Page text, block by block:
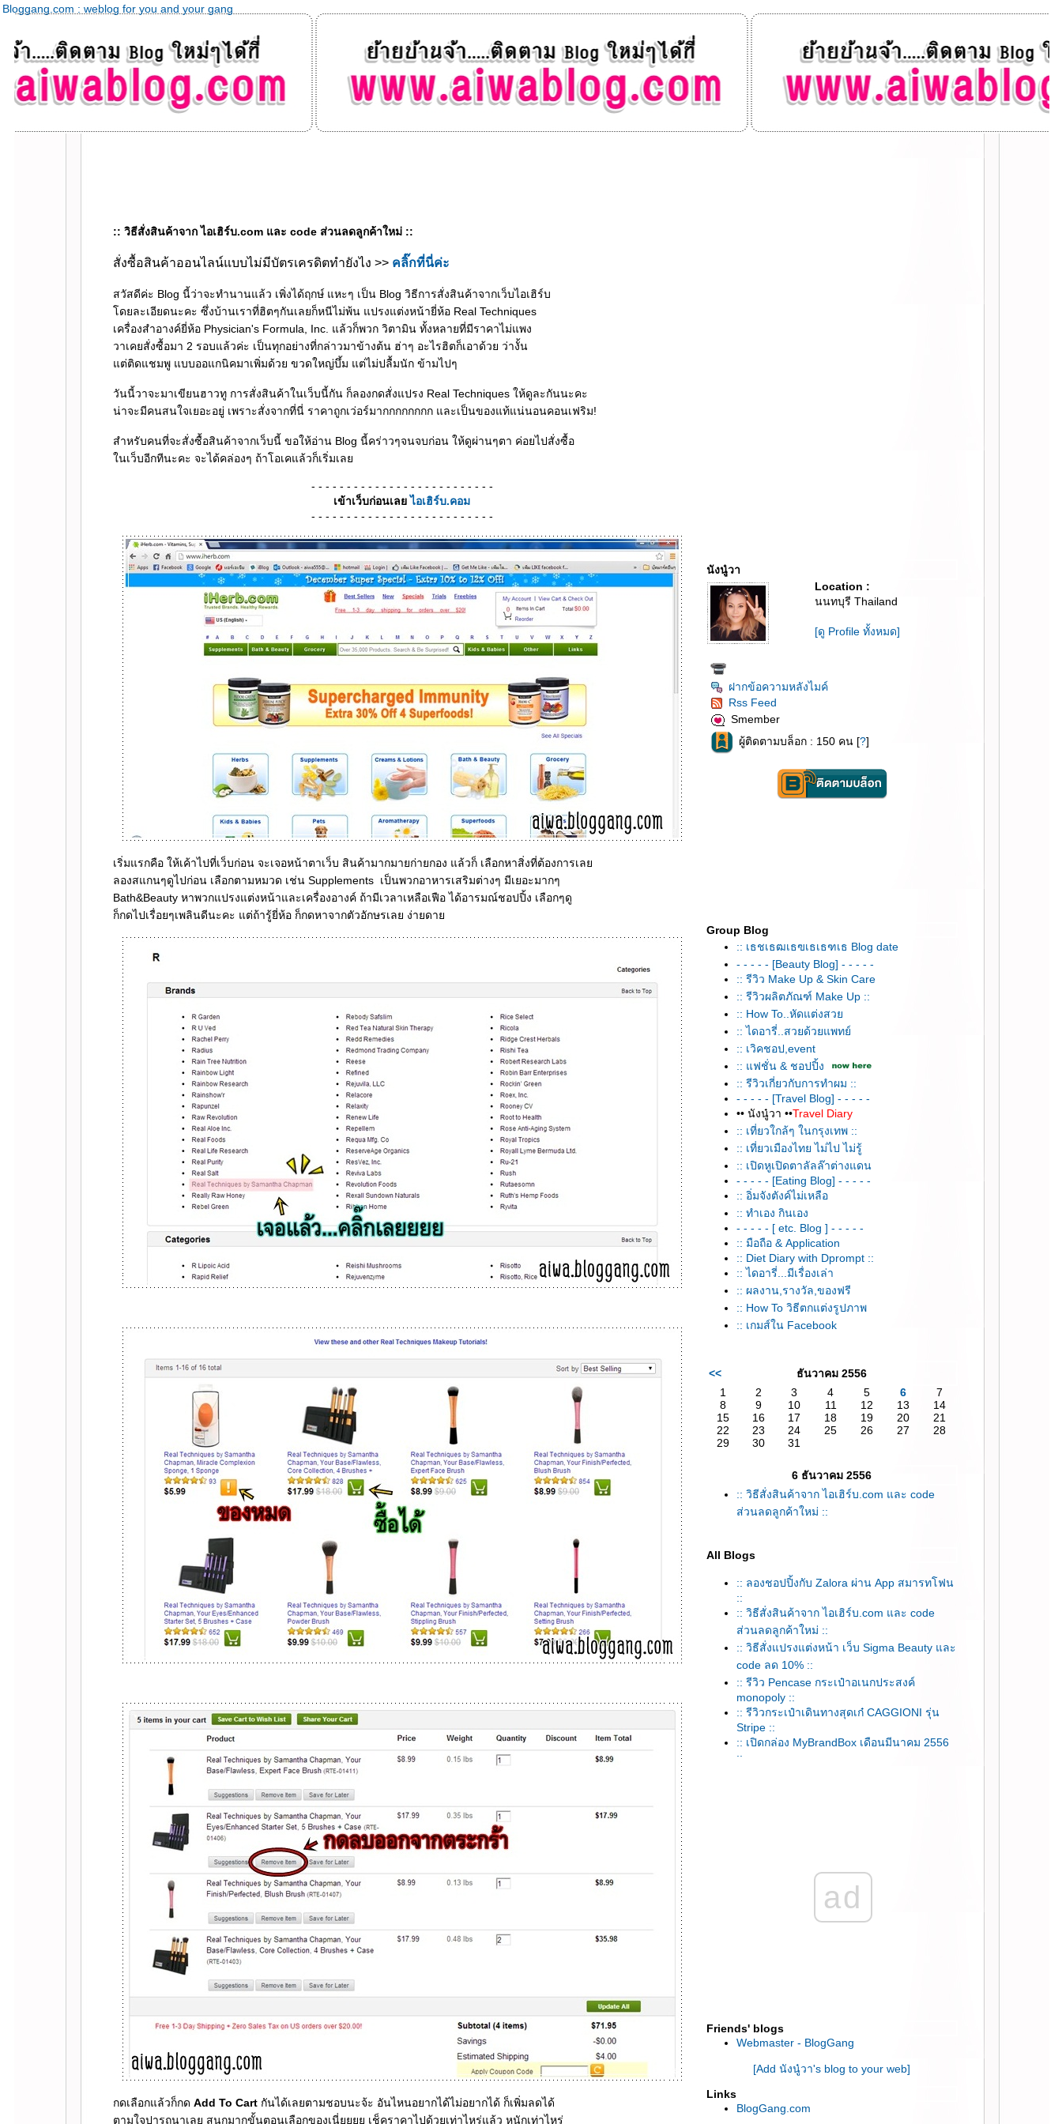
Bloggang.com : weblog for you and your gang
:: วิธีสั่งสินค้าจาก ไอเฮิร์บ.com และ code ส่วนลดลูกค้าใหม่ ::
สั่งซื้อสินค้าออนไลน์แบบไม่มีบัตรเครดิตทำยังไง >> คลิ๊กที่นี่ค่ะ
สวัสดีค่ะ Blog นี้ว่าจะทำนานแล้ว เพิ่งได้ฤกษ์ แหะๆ เป็น Blog วิธีการสั่งสินค้าจากเว็บไอเฮิร์บ
ดยละเอียดนะคะ ซึ่งบ้านเราที่ฮิตๆกันเลยก็หนีไม่พ้น แปรงแต่งหน้ายี่ห้อ Real Techniques
เครื่องสำอางค์ยี่ห้อ Physician's Formula, Inc. แล้วก็พวก วิตามิน ทั้งหลายที่มีราคาไม่แพง
วาเคยสั่งซื้อมา 2 รอบแล้วค่ะ เป็นทุกอย่างที่กล่าวมาข้างต้น ฮ่าๆ อะไรฮิตก็เอาด้วย ว่างั้น
ต่ติดแชมพู แบบออแกนิคมาเพิ่มด้วย ขวดใหญ่บึ้ม แต่ไม่ปลื้มนัก ข้ามไปๆ
วันนี้วาจะมาเขียนฮาวทู การสั่งสินค้าในเว็บนี้กัน ก็ลองกดสั่งแปรง Real Techniques ให้ดูละกันนะคะ
น่าจะมีคนสนใจเยอะอยู่ เพราะสั่งจากที่นี่ ราคาถูกเว่อร์มากกกกกกกก และเป็นของแท้แน่นอนคอนเฟริม!
สำหรับคนที่จะสั่งซื้อสินค้าจากเว็บนี้ ขอให้อ่าน Blog นี้คร่าวๆจนจบก่อน ให้ดูผ่านๆตา ค่อยไปสั่งซื้อ
นเว็บอีกทีนะคะ จะได้คล่องๆ ถ้าโอเคแล้วก็เริ่มเล
- - - - - - - - - - - - - - - - - - - - - - - - - -
เข้าเว็บก่อนเลไอเฮิร์บ.คอม
- - - - - - - - - - - - - - - - - - - - - - - - - -
เริ่มแรกคือ ให้เค้าไปที่เว็บก่อน จะเจอหน้าตาเว็บ สินค้ามากมายก่ายกอง แล้วก็ เลือกหาสิ่งที่ต้องการเล
ลองสแกนๆดูไปก่อน เลือกตามหมวด เช่น Supplements เป็นพวกอาหารเสริมต่างๆ มีเยอะมากๆ
Bath&Beauty หาพวกแปรงแต่งหน้าและเครื่องอางค์ ถ้ามีเวลาเหลือเฟือ ได้อารมณ์ชอปปิ้ง เลือกๆดู
ก็กดไปเรื่อยๆเพลินดีนะคะ แต่ถ้ารู้ยี่ห้อ ก็กดหาจากตัวอักษรเลย ง่ายดา
กดเลือกแล้วก็กด Add To Cart กันได้เลยตามชอบนะจ้ะ อันไหนอยากได้ไม่อยากได้ ก็เพิ่มลดได้
ตามใจปารถนาเลย สนุกมากขั้นตอนเลือกของเนี่ยยยย เช็คราคาไปด้วยเท่าไหร่แล้ว หนักเท่าไหร่
นังนู๋วา
Location :
นนทบุรี Thailand
[ดู Profile ทั้งหมด]
ฝากข้อความหลังไมค์
Rss Feed
Smember
ผู้ติดตามบล็อก : 150 คน [?]
Group Blog
:: เธชเธฒเธฃเธเธฑเธ Blog date
- - - - - [Beauty Blog] - - - - -
:: รีวิว Make Up & Skin Care
:: รีวิวผลิตภัณฑ์ Make Up ::
:: How To..หัดแต่งสว
:: ไดอารี่..สวยด้วยแพทย์
:: เวิคชอป,event
:: แฟชั่น & ชอปปิ้ง
:: รีวิวเกี่ยวกับการทำผม ::
- - - - - [Travel Blog] - - - - -
•• นังนู๋วา ••Travel Diary
:: เที่ยวใกล้ๆ ในกรุงเทพ ::
:: เที่ยวเมืองไทย ไม่ไป ไม่รู้
:: เปิดหูเปิดตาลัลล๊าต่างแดน
- - - - - [Eating Blog] - - - - -
:: อิ่มจังตังค์ไม่เหลือ
:: ทำเอง กินเอง
- - - - - [ etc. Blog ] - - - - -
:: มือถือ & Application
:: Diet Diary with Dprompt ::
:: ไดอารี่...มีเรื่องเล่า
:: ผลงาน,รางวัล,ของฟรี
:: How To วิธีตกแต่งรูปภาพ
:: เกมส์ใน Facebook
<<
ธันวาคม 2556
1
2 3 4 5 6
7
8
9 10 11 12 13
14
15
16 17 18 19 20
21
22
23 24 25 26 27
28
29
30 31
6 ธันวาคม 2556
:: วิธีสั่งสินค้าจาก ไอเฮิร์บ.com และ code
ส่วนลดลูกค้าใหม่ ::
All Blogs
:: ลองชอปปิ้งกับ Zalora ผ่าน App สมารทโฟน
::
:: วิธีสั่งสินค้าจาก ไอเฮิร์บ.com และ code
ส่วนลดลูกค้าใหม่ ::
:: วิธีสั่งแปรงแต่งหน้า เว็บ Sigma Beauty และ
code ลด 10% ::
:: รีวิว Pencase กระเป๋าอเนกประสงค์
monopoly ::
:: รีวิวกระเป๋าเดินทางสุดเก๋ CAGGIONI รุ่น
Stripe ::
:: เปิดกล่อง MyBrandBox เดือนมีนาคม 2556
::
:: เปิดกล่อง Beauty Secret เดือนกุมภาพันธ์ 56
:: เห่อ Old School Bag กระเป๋าทรงนักเรียน ::
:: เห่อ FitFlop DUE Leather สี Black/Tan ::
:: เปิดกล่อง Shopping จากเว็บ Zalora ::
:: เห่อ Jeffrey Campbell รุ่น Pub Black ::
:: หลงรักแฟชั่นลายจุด Polka dot ดำ-ขาว ::
ad
Friends' blogs
Webmaster - BlogGang
[Add นังนู๋วา's blog to your web]
Links
BlogGang.com